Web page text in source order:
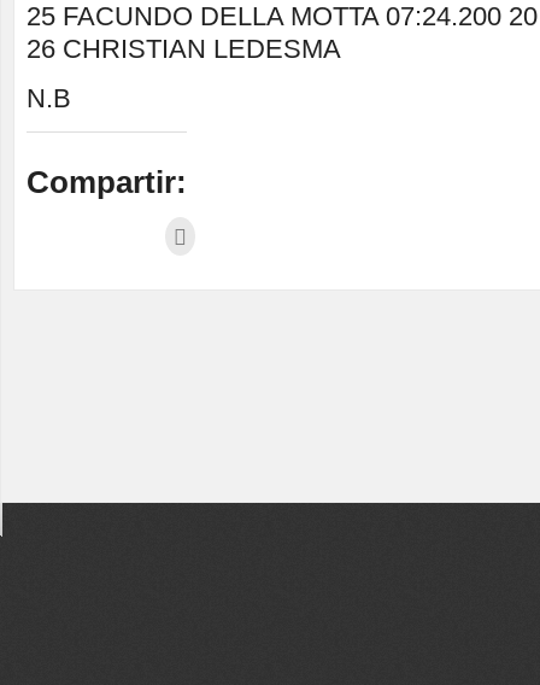
25 FACUNDO DELLA MOTTA 07:24.200
26 CHRISTIAN LEDESMA
N.B
Compartir: